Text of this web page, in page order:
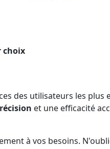
choix
des utilisateurs les plus
et une efficacité
à vos besoins.